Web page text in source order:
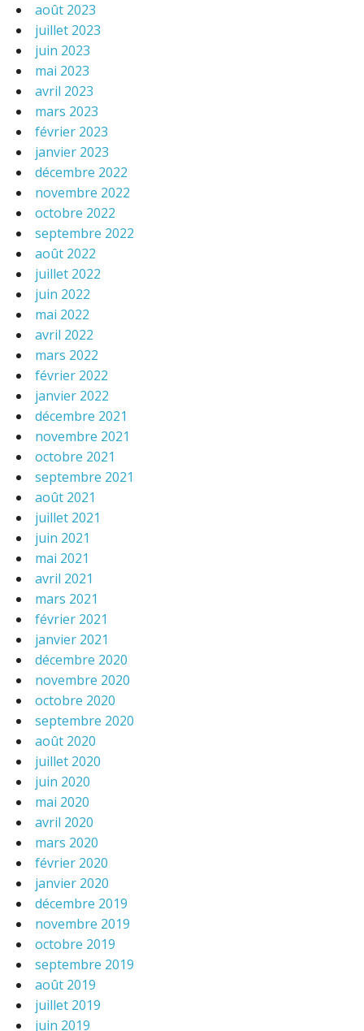
août 2023
juillet 2023
juin 2023
mai 2023
avril 2023
mars 2023
février 2023
janvier 2023
décembre 2022
novembre 2022
octobre 2022
septembre 2022
août 2022
juillet 2022
juin 2022
mai 2022
avril 2022
mars 2022
février 2022
janvier 2022
décembre 2021
novembre 2021
octobre 2021
septembre 2021
août 2021
juillet 2021
juin 2021
mai 2021
avril 2021
mars 2021
février 2021
janvier 2021
décembre 2020
novembre 2020
octobre 2020
septembre 2020
août 2020
juillet 2020
juin 2020
mai 2020
avril 2020
mars 2020
février 2020
janvier 2020
décembre 2019
novembre 2019
octobre 2019
septembre 2019
août 2019
juillet 2019
juin 2019